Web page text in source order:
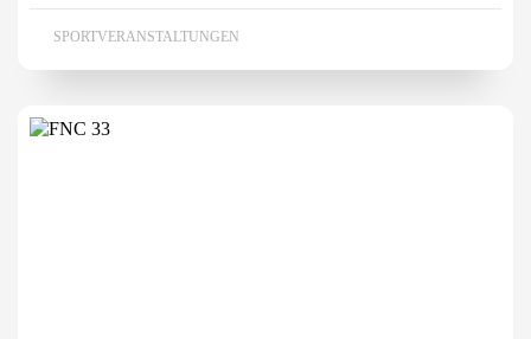
SPORTVERANSTALTUNGEN